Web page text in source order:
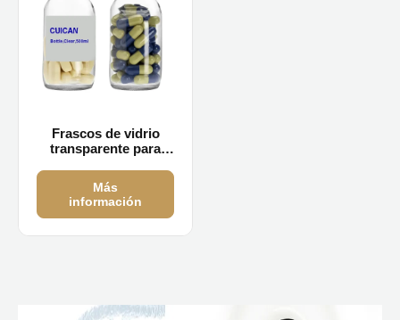
Frascos de vidrio
transparente para
Más
información